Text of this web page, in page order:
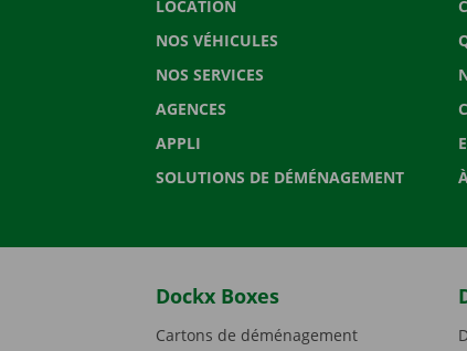
LOCATION
NOS VÉHICULES
NOS SERVICES
AGENCES
APPLI
SOLUTIONS DE DÉMÉNAGEMENT
Dockx Boxes
Cartons de déménagement